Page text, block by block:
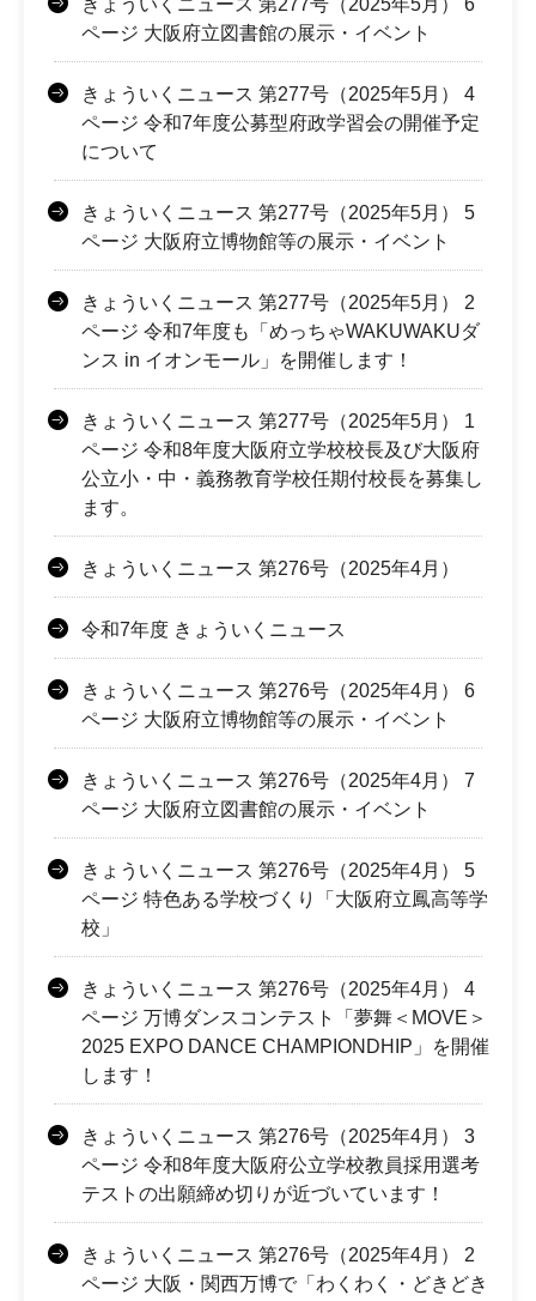
きょういくニュース 第277号（2025年5月） 6
ページ 大阪府立図書館の展示・イベント
きょういくニュース 第277号（2025年5月） 4
ページ 令和7年度公募型府政学習会の開催予定
について
きょういくニュース 第277号（2025年5月） 5
ページ 大阪府立博物館等の展示・イベント
きょういくニュース 第277号（2025年5月） 2
ページ 令和7年度も「めっちゃWAKUWAKUダ
ンス in イオンモール」を開催します！
きょういくニュース 第277号（2025年5月） 1
ページ 令和8年度大阪府立学校校長及び大阪府
公立小・中・義務教育学校任期付校長を募集し
ます。
きょういくニュース 第276号（2025年4月）
令和7年度 きょういくニュース
きょういくニュース 第276号（2025年4月） 6
ページ 大阪府立博物館等の展示・イベント
きょういくニュース 第276号（2025年4月） 7
ページ 大阪府立図書館の展示・イベント
きょういくニュース 第276号（2025年4月） 5
ページ 特色ある学校づくり「大阪府立鳳高等学
校」
きょういくニュース 第276号（2025年4月） 4
ページ 万博ダンスコンテスト「夢舞＜MOVE＞
2025 EXPO DANCE CHAMPIONDHIP」を開催
します！
きょういくニュース 第276号（2025年4月） 3
ページ 令和8年度大阪府公立学校教員採用選考
テストの出願締め切りが近づいています！
きょういくニュース 第276号（2025年4月） 2
ページ 大阪・関西万博で「わくわく・どきどき